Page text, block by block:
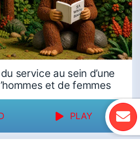
service au sein d’une
et de femmes
PLAY